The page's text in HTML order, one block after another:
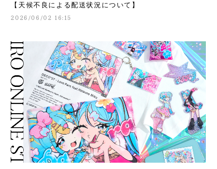
【天候不良による配送状況について】
2026/06/02 16:15